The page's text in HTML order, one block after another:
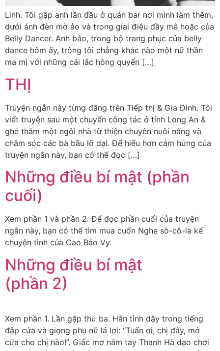
Linh. Tôi gặp anh lần đầu ở quán bar nơi mình làm thêm,
dưới ánh đèn mờ ảo và trong giai điệu đầy mê hoặc của
Belly Dancer. Anh bảo, trong bộ trang phục của belly
dance hôm ấy, trông tôi chẳng khác nào một nữ thần
ma mị với những cái lắc hông quyến […]
THỊ
Truyện ngắn này từng đăng trên Tiếp thị & Gia Đình. Tôi
viết truyện sau một chuyến công tác ở tỉnh Long An &
ghé thăm một ngôi nhà từ thiện chuyên nuôi nấng và
chăm sóc các bà bầu lỡ dại. Để hiểu hơn cảm hứng của
truyện ngắn này, bạn có thể đọc […]
Những điều bí mật (phần
cuối)
Xem phần 1 và phần 2. Để đọc phần cuối của truyện
ngắn này, bạn có thể tìm mua cuốn Nghe sô-cô-la kể
chuyện tình của Cao Bảo Vy.
Những điều bí mật
(phần 2)
Xem phần 1. Lần gặp thứ ba. Hắn tỉnh dậy trong tiếng
đập cửa và giọng phụ nữ lả lơi: “Tuấn ơi, chị đây, mở
cửa cho chị nào!”. Giấc mơ nắm tay Thanh Hà dạo chơi